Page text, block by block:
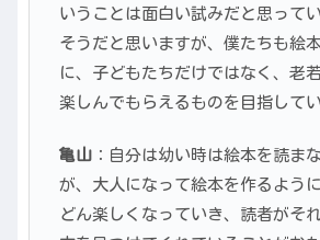
いうことは面白い試みだと思って
そうだと思いますが、僕たちも絵
に、子どもたちだけではなく、老
楽しんでもらえるものを目指してい
亀山 ：自分は幼い時は絵本を読ま
が、大人になって絵本を作るよう
どん楽しくなっていき、読者がそ